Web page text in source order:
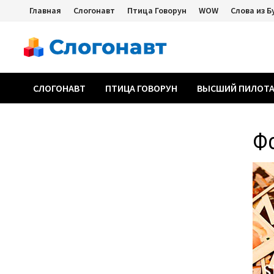
Перейти
содержимому
Главная Слогонавт Птица Говорун WOW Слова из
СЛОГОНАВТ ПТИЦА ГОВОРУН ВЫСШИЙ